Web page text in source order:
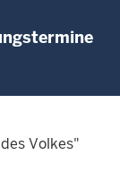
Volkes"